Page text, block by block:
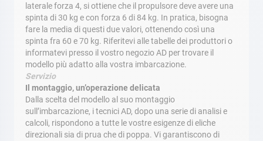
laterale forza 4, si ottiene che il propulsore deve avere una
spinta di 30 kg e con forza 6 di 84 kg. In pratica, bisogna
fare la media di questi due valori, ottenendo così una
spinta fra 60 e 70 kg. Riferitevi alle tabelle dei produttori o
informatevi presso il vostro negozio AD per trovare il
modello più adatto alla vostra imbarcazione.
Servizio
Il montaggio, un’operazione delicata
Dalla scelta del modello al suo montaggio
sull’imbarcazione, i tecnici AD, dopo una serie di analisi e
calcoli, rispondono a tutte le vostre esigenze di eliche
direzionali sia di prua che di poppa. Vi garantiscono di